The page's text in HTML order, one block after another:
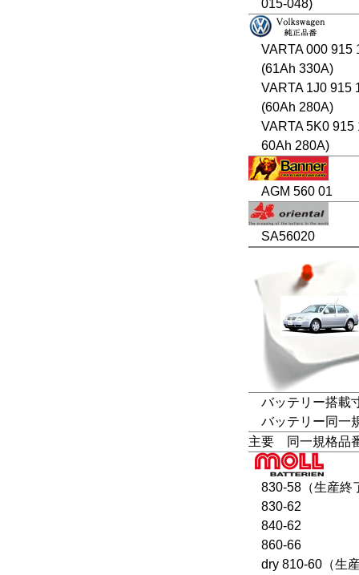
015-048)
VARTA 000 915
(61Ah 330A)
VARTA 1J0 915
(60Ah 280A)
VARTA 5K0 915
60Ah 280A)
AGM 560 01
SA56020
バッテリー搭載
バッテリー同一
主要 同一規格品
830-58（生産終
830-62
840-62
860-66
dry 810-60（生